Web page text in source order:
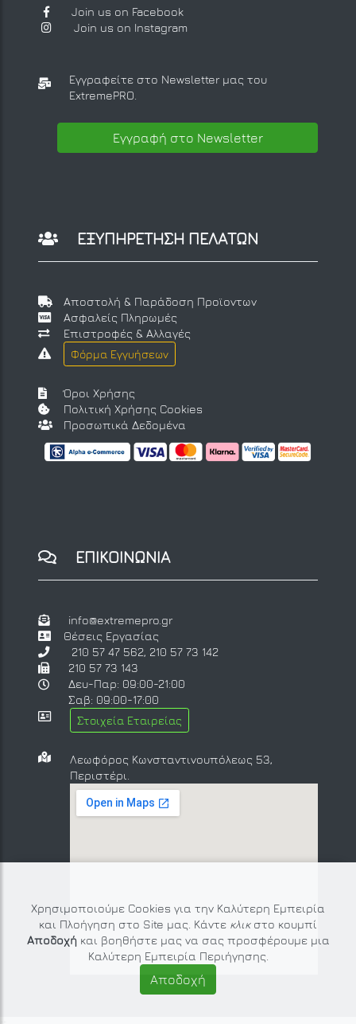
Χρησιμοποιούμε Cookies για την Καλύτερη Εμπειρία
και Πλοήγηση στο Site μας. Κάντε κλικ στο κουμπί
Αποδοχήκαι βοηθήστε μας να σας προσφέρουμε μια
Καλύτερη Εμπειρία Περιήγησης.
Αποδοχή
Join us on Facebook
Join us on Instagram
Εγγραφείτε στο Newsletter μας του
ExtremePRO.
Εγγραφή στο Newsletter
ΕΞΥΠΗΡΕΤΗΣΗ ΠΕΛΑΤΩΝ
Αποστολή & Παράδοση Προϊοντων
Ασφαλείς Πληρωμές
Επιστροφές & Αλλαγές
Φόρμα Εγγυήσεων
Όροι Χρήσης
Πολιτική Χρήσης Cookies
Προσωπικά Δεδομένα
ΕΠΙΚΟΙΝΩΝΙΑ
info@extremepro.gr
Θέσεις Εργασίας
210 57 47 562, 210 57 73 142
210 57 73 143
Δευ-Παρ: 09:00-21:00
Σαβ: 09:00-17:00
Στοιχεία Εταιρείας
Λεωφόρος Κωνσταντινουπόλεως 53,
Περιστέρι.